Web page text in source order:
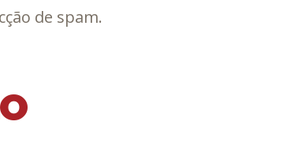
de spam.